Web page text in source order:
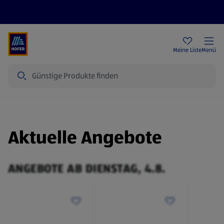
Meine ListeMenü
Aktuelle Angebote
ANGEBOTE AB DIENSTAG, 4.8.